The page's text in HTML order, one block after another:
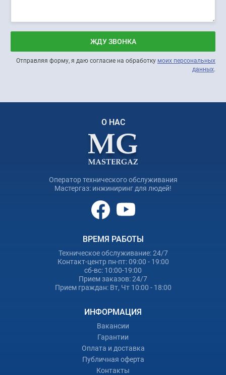
ЖДУ ЗВОНКА
Отправляя форму, я даю согласие на обработку моих персональных
данных.
О НАС
Оператор технического обслуживания
Мастергаз: инжиниринг для людей!
ВРЕМЯ РАБОТЫ
Техническое обслуживание: 24/7
Контакт-центр пн-пт: 09:00 - 19:00
сб-вс: 10:00-19:00
Прием заказов: 24/7
Прием граждан: Вт, Чт 10:00 - 18:00
ИНФОРМАЦИЯ
Вакансии
Гарантии
Оплата и доставка
Публичная оферта
Контакты